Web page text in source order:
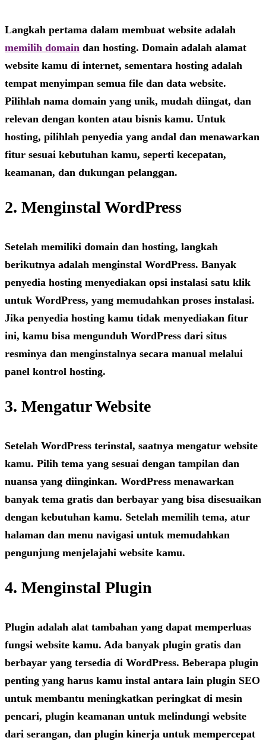
Langkah pertama dalam membuat website adalah
memilih domain dan hosting. Domain adalah alamat
website kamu di internet, sementara hosting adalah
tempat menyimpan semua file dan data website.
Pilihlah nama domain yang unik, mudah diingat, dan
relevan dengan konten atau bisnis kamu. Untuk
hosting, pilihlah penyedia yang andal dan menawarkan
fitur sesuai kebutuhan kamu, seperti kecepatan,
keamanan, dan dukungan pelanggan.
2. Menginstal WordPress
Setelah memiliki domain dan hosting, langkah
berikutnya adalah menginstal WordPress. Banyak
penyedia hosting menyediakan opsi instalasi satu klik
untuk WordPress, yang memudahkan proses instalasi.
Jika penyedia hosting kamu tidak menyediakan fitur
ini, kamu bisa mengunduh WordPress dari situs
resminya dan menginstalnya secara manual melalui
panel kontrol hosting.
3. Mengatur Website
Setelah WordPress terinstal, saatnya mengatur website
kamu. Pilih tema yang sesuai dengan tampilan dan
nuansa yang diinginkan. WordPress menawarkan
banyak tema gratis dan berbayar yang bisa disesuaikan
dengan kebutuhan kamu. Setelah memilih tema, atur
halaman dan menu navigasi untuk memudahkan
pengunjung menjelajahi website kamu.
4. Menginstal Plugin
Plugin adalah alat tambahan yang dapat memperluas
fungsi website kamu. Ada banyak plugin gratis dan
berbayar yang tersedia di WordPress. Beberapa plugin
penting yang harus kamu instal antara lain plugin SEO
untuk membantu meningkatkan peringkat di mesin
pencari, plugin keamanan untuk melindungi website
dari serangan, dan plugin kinerja untuk mempercepat